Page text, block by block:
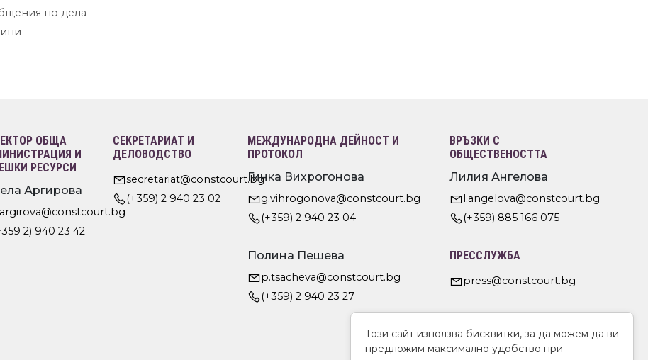
по дела
ОБЩА
И
РЕСУРСИ
Аргирова
2) 940 23 42
СЕКРЕТАРИАТ И
ДЕЛОВОДСТВО
secretariat@constcourt.bg
(+359) 2 940 23 02
МЕЖДУНАРОДНА ДЕЙНОСТ И
ПРОТОКОЛ
Гинка Вихрогонова
g.vihrogonova@constcourt.bg
(+359) 2 940 23 04
Полина Пешева
p.tsacheva@constcourt.bg
(+359) 2 940 23 27
ВРЪЗКИ С
ОБЩЕСТВЕНОСТТА
Лилия Ангелова
l.angelova@constcourt.bg
(+359) 885 166 075
ПРЕССЛУЖБА
press@constcourt.bg
Този сайт използва бисквитки, за да можем да ви
предложим максимално удобство при